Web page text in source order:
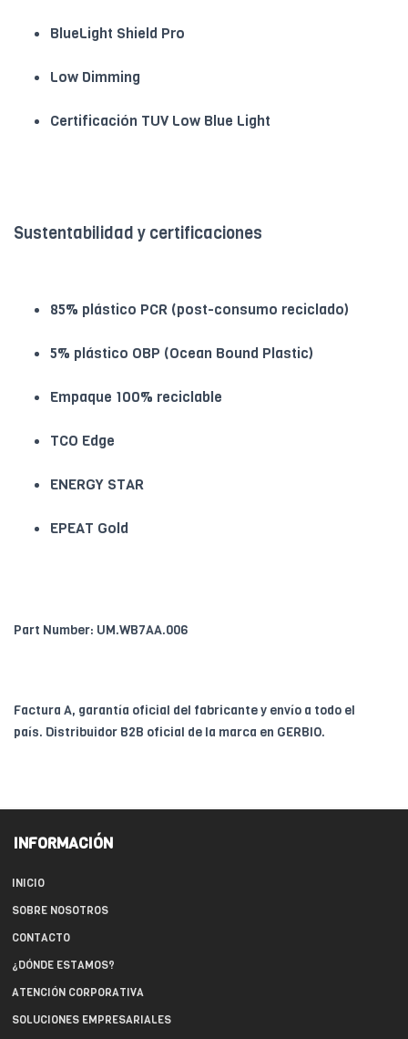
BlueLight Shield Pro
Low Dimming
Certificación TUV Low Blue Light
Sustentabilidad y certificaciones
85% plástico PCR (post-consumo reciclado)
5% plástico OBP (Ocean Bound Plastic)
Empaque 100% reciclable
TCO Edge
ENERGY STAR
EPEAT Gold
Part Number: UM.WB7AA.006
Factura A, garantía oficial del fabricante y envío a todo el
país. Distribuidor B2B oficial de la marca en GERBIO.
INFORMACIÓN
INICIO
SOBRE NOSOTROS
CONTACTO
¿DÓNDE ESTAMOS?
ATENCIÓN CORPORATIVA
SOLUCIONES EMPRESARIALES